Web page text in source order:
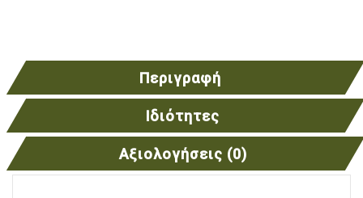
Περιγραφή
Ιδιότητες
Αξιολογήσεις (0)